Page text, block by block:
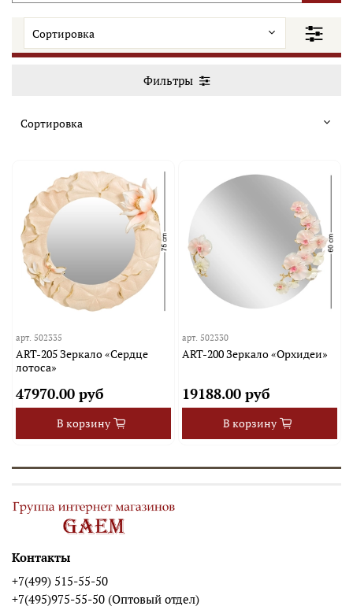
Фильтры
арт.502335
ART-205 Зеркало «Сердце
лотоса»
47970.00 руб
В корзину
арт. 502330
ART-200 Зеркало «Орхидеи»
19188.00 руб
В корзину
Контакты
+7(499) 515-55-50
+7(495)975-55-50 (Оптовый отдел)